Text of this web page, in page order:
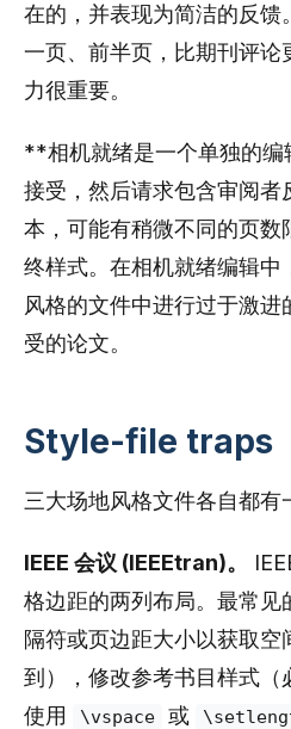
在的，并表现为简洁的反馈
一页、前半页，比期刊评论
力很重要。
**相机就绪是一个单独的
接受，然后请求包含审阅者
本，可能有稍微不同的页数
终样式。在相机就绪编辑中
风格的文件中进行过于激
受的论文。
Style-file traps
三大场地风格文件各自都有
IEEE 会议 (IEEEtran)。
格边距的两列布局。最常见
隔符或页边距大小以获取空
到），修改参考书目样式（
使用
\vspace 或